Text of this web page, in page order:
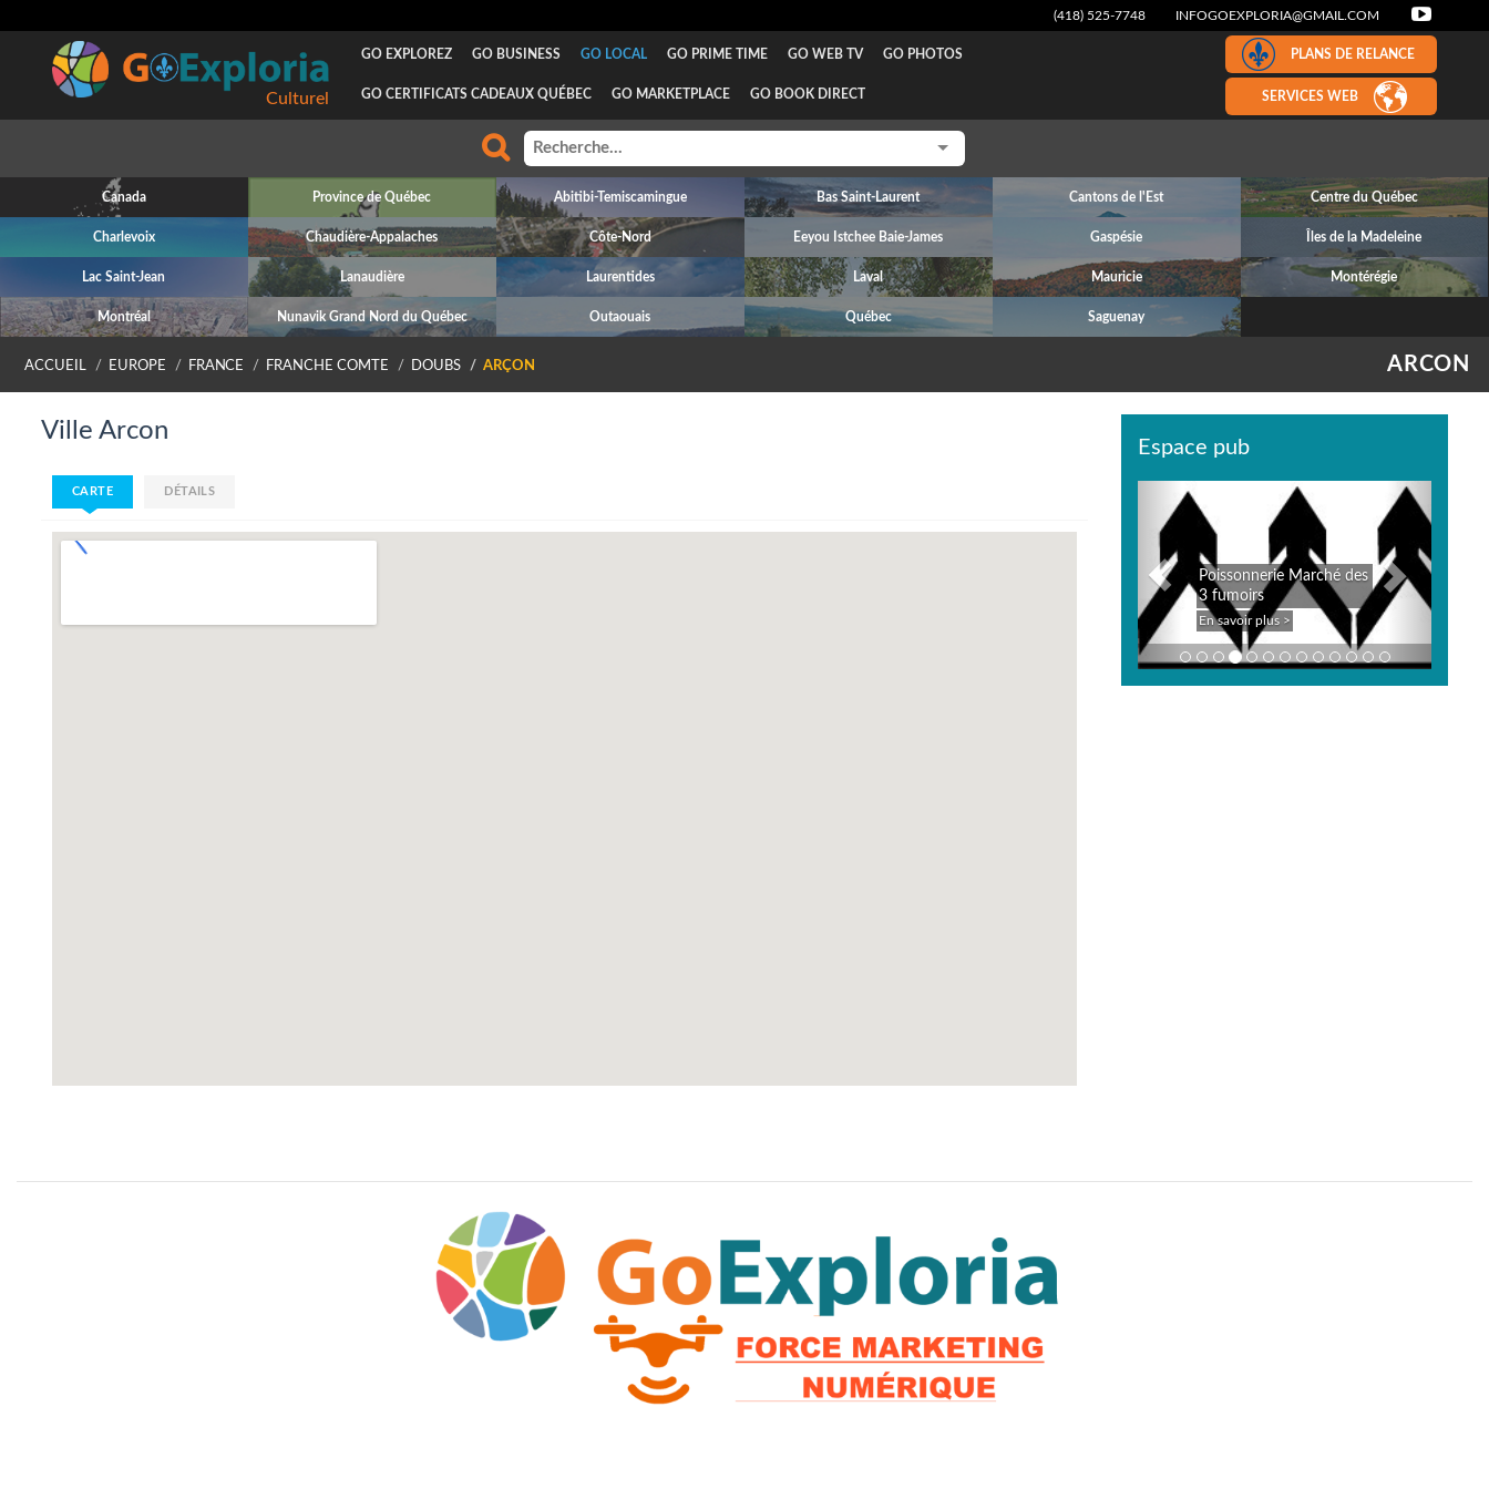
(418) 525-7748 INFOGOEXPLORIA@GMAIL.COM
Culturel
GO EXPLOREZ GO BUSINESS GO LOCAL GO PRIME TIME GO WEB TV GO PHOTOS
GO CERTIFICATS CADEAUX QUÉBEC GO MARKETPLACE GO BOOK DIRECT
PLANS DE RELANCE
SERVICES WEB
Canada Province de Québec Abitibi-Temiscamingue Bas Saint-Laurent Cantons de l'Est Centre du Québec
Charlevoix Chaudière-Appalaches Côte-Nord Eeyou Istchee Baie-James Gaspésie Îles de la Madeleine
Lac Saint-Jean Lanaudière Laurentides Laval Mauricie Montérégie
Montréal Nunavik Grand Nord du Québec Outaouais Québec Saguenay
ARCON
ACCUEIL EUROPE FRANCE FRANCHE COMTE DOUBS ARÇON
Ville Arcon
CARTE DÉTAILS
Espace pub
Poissonnerie Marché des
3 fumoirs
En savoir plus >
Previous Next